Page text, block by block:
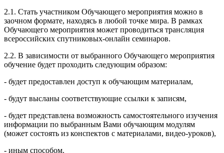
2.1. Стать участником Обучающего мероприятия можно в
заочном формате, находясь в любой точке мира. В рамках
Обучающего мероприятия может проводиться трансляция
всероссийских спутниковых-онлайн семинаров.
2.2. В зависимости от выбранного Обучающего мероприятия
обучение будет проходить следующим образом:
- будет предоставлен доступ к обучающим материалам,
- будут высланы соответствующие ссылки к записям,
- будет представлена возможность самостоятельного изучения
информации по выбранным Вами обучающим модулям
(может состоять из конспектов с материалами, видео-уроков),
- иным способом.